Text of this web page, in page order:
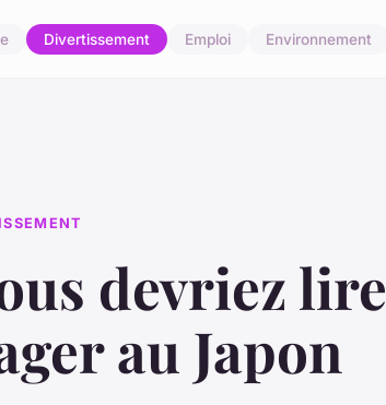
Divertissement Emploi Environnement
devriez lire
au Japon